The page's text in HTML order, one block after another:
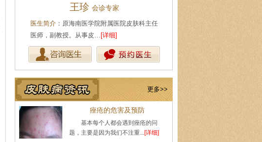
王珍 会诊专家
医生简介 ：原海南医学院附属医院皮肤科主任
医师，副教授。从事皮… [详细]
更多>>
痤疮的危害及预防
基本每个人都会遇到痤疮的问
题，主要是因为我们不注重...[详细]